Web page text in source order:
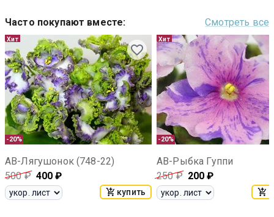
Часто покупают вместе: Смотреть все
-20%
Хит
АВ-Лягушонок (748-22)
500₽ 400 ₽
купить
-20%
Хит
АВ-Рыбка Гуппи
250₽ 200 ₽